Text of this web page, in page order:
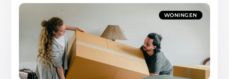
WONINGEN